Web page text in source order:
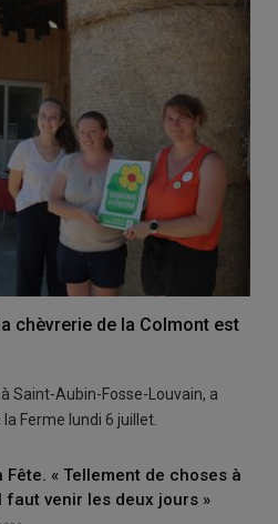
chèvrerie de la Colmont est
Saint-Aubin-Fosse-Louvain, a
Ferme lundi 6 juillet.
Fête. « Tellement de choses à
faut venir les deux jours »